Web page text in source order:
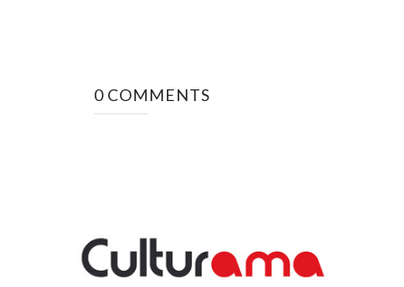
0 COMMENTS